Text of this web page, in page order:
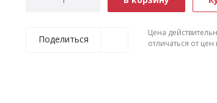
Поделиться
Цена
отличаться от